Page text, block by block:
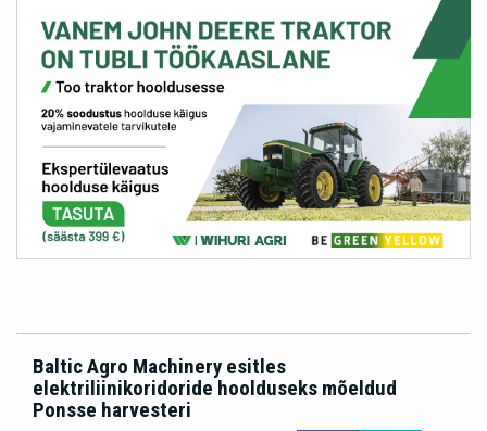
Baltic Agro Machinery esitles
elektriliinikoridoride hoolduseks mõeldud
Ponsse harvesteri